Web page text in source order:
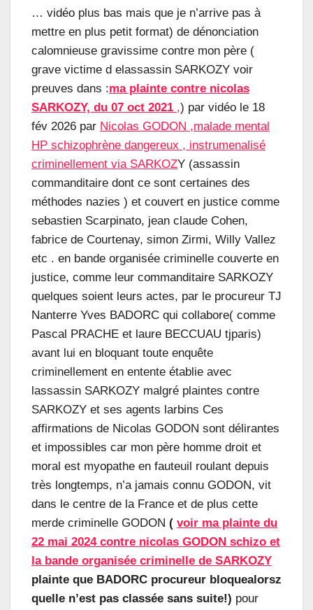
… vidéo plus bas mais que je n’arrive pas à
mettre en plus petit format) de dénonciation
calomnieuse gravissime contre mon père (
grave victime d elassassin SARKOZY voir
preuves dans :ma plainte contre nicolas
SARKOZY, du 07 oct 2021 ,) par vidéo le 18
fév 2026 par Nicolas GODON ,malade mental
HP schizophrène dangereux , instrumenalisé
criminellement via SARKOZY (assassin
commanditaire dont ce sont certaines des
méthodes nazies ) et couvert en justice comme
sebastien Scarpinato, jean claude Cohen,
fabrice de Courtenay, simon Zirmi, Willy Vallez
etc . en bande organisée criminelle couverte en
justice, comme leur commanditaire SARKOZY
quelques soient leurs actes, par le procureur TJ
Nanterre Yves BADORC qui collabore( comme
Pascal PRACHE et laure BECCUAU tjparis)
avant lui en bloquant toute enquête
criminellement en entente établie avec
lassassin SARKOZY malgré plaintes contre
SARKOZY et ses agents larbins Ces
affirmations de Nicolas GODON sont délirantes
et impossibles car mon père homme droit et
moral est myopathe en fauteuil roulant depuis
très longtemps, n’a jamais connu GODON, vit
dans le centre de la France et de plus cette
merde criminelle GODON ( voir ma plainte du
22 mai 2024 contre nicolas GODON schizo et
la bande organisée criminelle de SARKOZY
plainte que BADORC procureur bloquealorsz
quelle n’est pas classée sans suite!) pour